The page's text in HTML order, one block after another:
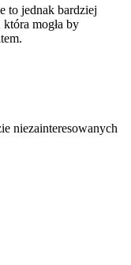
to jednak bardziej
mogła by
niezainteresowanych